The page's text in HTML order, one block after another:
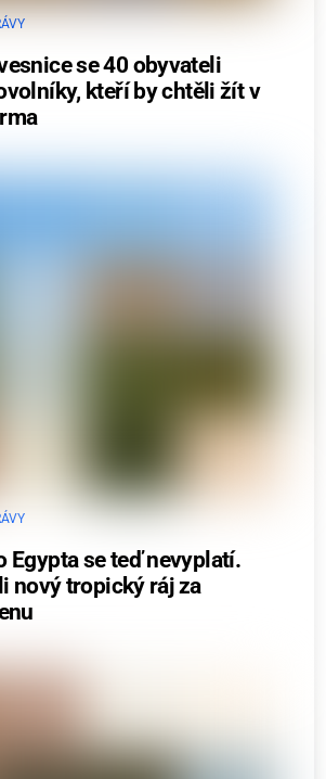
se 40 obyvateli
kteří by chtěli žít v
Egypta se teď nevyplatí.
nový tropický ráj za